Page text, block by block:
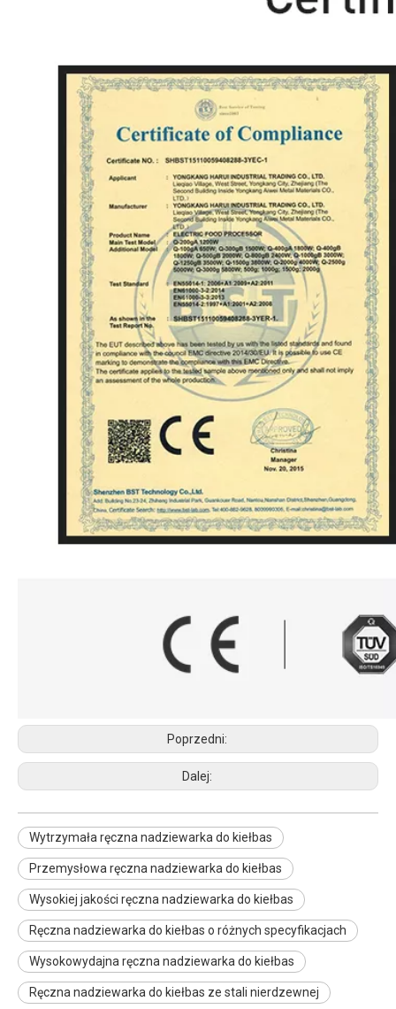
Poprzedni:
Dalej:
Wytrzymała ręczna nadziewarka do kiełbas
Przemysłowa ręczna nadziewarka do kiełbas
Wysokiej jakości ręczna nadziewarka do kiełbas
Ręczna nadziewarka do kiełbas o różnych specyfikacjach
Wysokowydajna ręczna nadziewarka do kiełbas
Ręczna nadziewarka do kiełbas ze stali nierdzewnej